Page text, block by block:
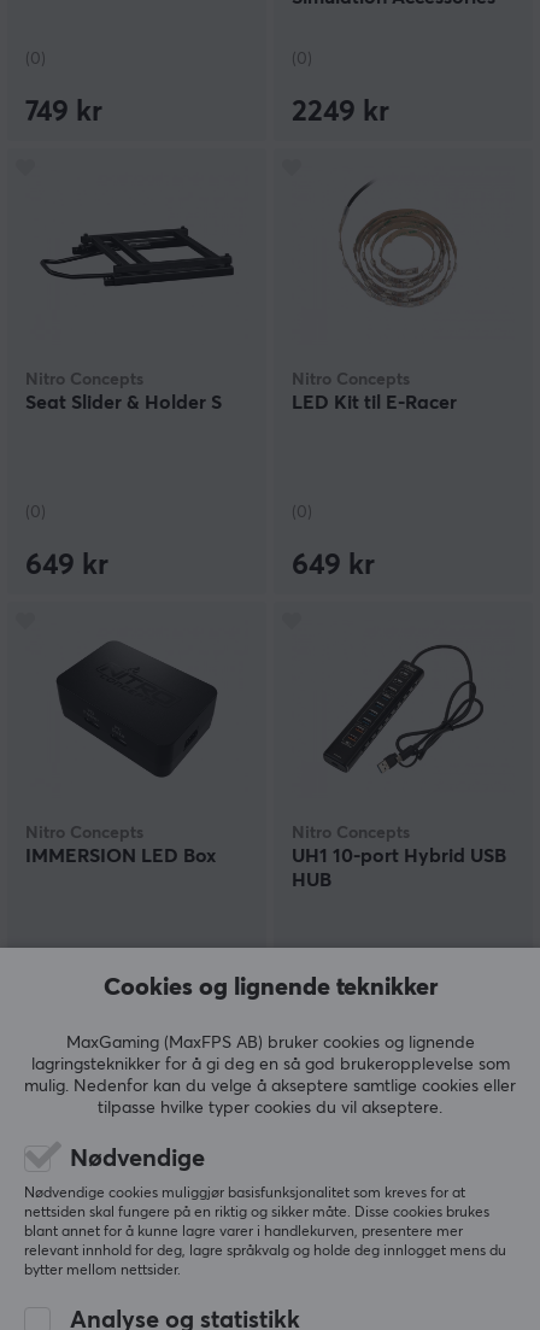
(0)
749 kr
(0)
2249 kr
Nitro Concepts
Seat Slider & Holder S
(0)
649 kr
Nitro Concepts
LED Kit til E-Racer
(0)
649 kr
Nitro Concepts
IMMERSION LED Box
Nitro Concepts
UH1 10-port Hybrid USB
HUB
Racing Simulator Wheel
Cookies og lignende teknikker
MaxGaming (MaxFPS AB) bruker cookies og lignende
lagringsteknikker for å gi deg en så god brukeropplevelse som
mulig. Nedenfor kan du velge å akseptere samtlige cookies eller
tilpasse hvilke typer cookies du vil akseptere.
Nødvendige
Nødvendige cookies muliggjør basisfunksjonalitet som kreves for at
nettsiden skal fungere på en riktig og sikker måte. Disse cookies brukes
blant annet for å kunne lagre varer i handlekurven, presentere mer
relevant innhold for deg, lagre språkvalg og holde deg innlogget mens du
bytter mellom nettsider.
Analyse og statistikk